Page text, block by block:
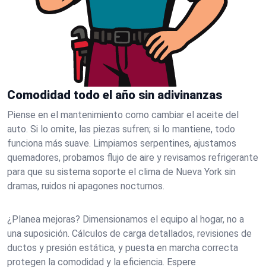
Comodidad todo el año sin adivinanzas
Piense en el mantenimiento como cambiar el aceite del
auto. Si lo omite, las piezas sufren; si lo mantiene, todo
funciona más suave. Limpiamos serpentines, ajustamos
quemadores, probamos flujo de aire y revisamos refrigerante
para que su sistema soporte el clima de Nueva York sin
dramas, ruidos ni apagones nocturnos.
¿Planea mejoras? Dimensionamos el equipo al hogar, no a
una suposición. Cálculos de carga detallados, revisiones de
ductos y presión estática, y puesta en marcha correcta
protegen la comodidad y la eficiencia. Espere